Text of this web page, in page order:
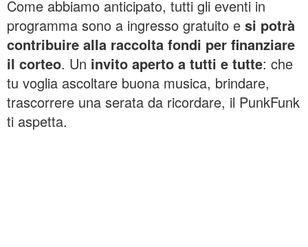
Come abbiamo anticipato, tutti gli eventi in
programma sono a ingresso gratuito e si potrà
contribuire alla raccolta fondi per finanziare
il corteo. Un invito aperto a tutti e tutte: che
tu voglia ascoltare buona musica, brindare,
trascorrere una serata da ricordare, il PunkFunk
ti aspetta.